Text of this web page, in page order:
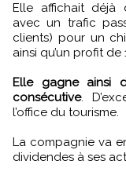
Elle affichait déjà
avec un trafic
clients) pour un
ainsi qu’un profit de
Elle gagne ainsi
consécutive.
l’office du tourisme.
La compagnie va
dividendes à ses